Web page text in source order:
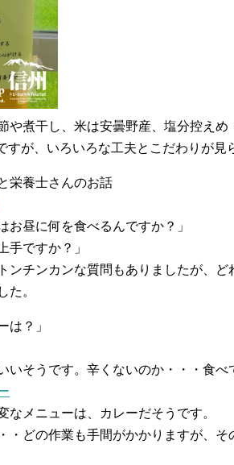
や煮干し、米は安曇野産、塩分控えめ
が、いろいろな工夫とこだわりが見
栄養士さんのお話
お昼に何を食べるんですか？」
手ですか？」
ンチンカンな質問もありましたが、ど
た。
は？」
いそうです。辛くないのか・・・食べ
なメニューは、カレーだそうです。
・どの作業も手間がかかりますが、そ